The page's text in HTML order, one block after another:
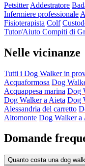
Petsitter Addestratore
Infermiere professionale
Fisioterapista Colf
Tutor/Aiuto Compiti di
Nelle vicinanze
Tutti i Dog Walker in
Acquaformosa Dog
Acquappesa marina Dog
Dog Walker a Aieta Dog
Alessandria del carretto
Altomonte Dog Walker a
Domande
Quanto costa una dog